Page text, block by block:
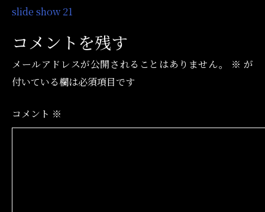
投
稿
ナ
ビ
ー
slide show 21
コメントを残す
メールアドレスが公開されることはありません。 ※ が
付いている欄は必須項目です
コメント ※